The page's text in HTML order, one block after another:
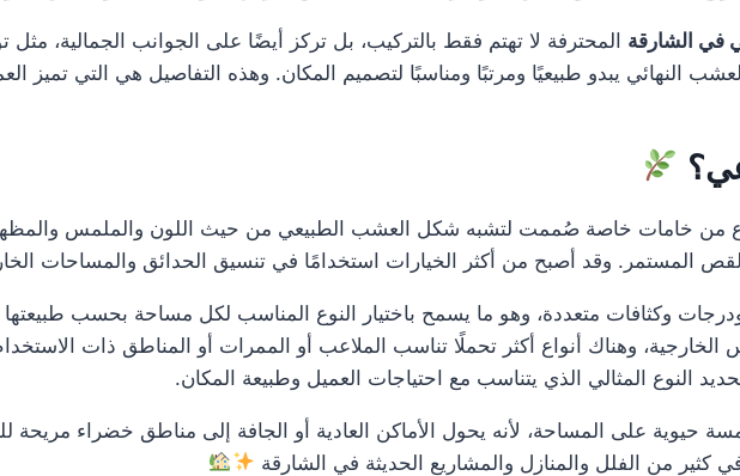
الشارقة المحترفة لا تهتم فقط بالتركيب، بل تركز أيضًا على الجوانب الجمالية،
النهائي يبدو طبيعيًا ومرتبًا ومناسبًا لتصميم المكان. وهذه التفاصيل هي التي تميز
خامات خاصة صُممت لتشبه شكل العشب الطبيعي من حيث اللون والملمس والمظهر
المستمر. وقد أصبح من أكثر الخيارات استخدامًا في تنسيق الحدائق والمساحات
وكثافات متعددة، وهو ما يسمح باختيار النوع المناسب لكل مساحة بحسب
الخارجية، وهناك أنواع أكثر تحملًا تناسب الملاعب أو الممرات أو المناطق ذات الاستخدام
النوع المثالي الذي يتناسب مع احتياجات العميل وطبيعة المكان.
على المساحة، لأنه يحول الأماكن العادية أو الجافة إلى مناطق خضراء مريحة
كثير من الفلل والمنازل والمشاريع الحديثة في الشارقة